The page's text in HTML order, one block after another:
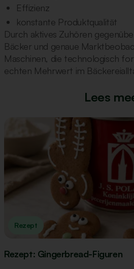
Effizienz
konstante Produktqualität
Durch aktives Zuhören
Bäcker und genaue
Maschinen, die technologisch
echten Mehrwert im
Lees
Rezept
Rezept: Gingerbread-Figuren